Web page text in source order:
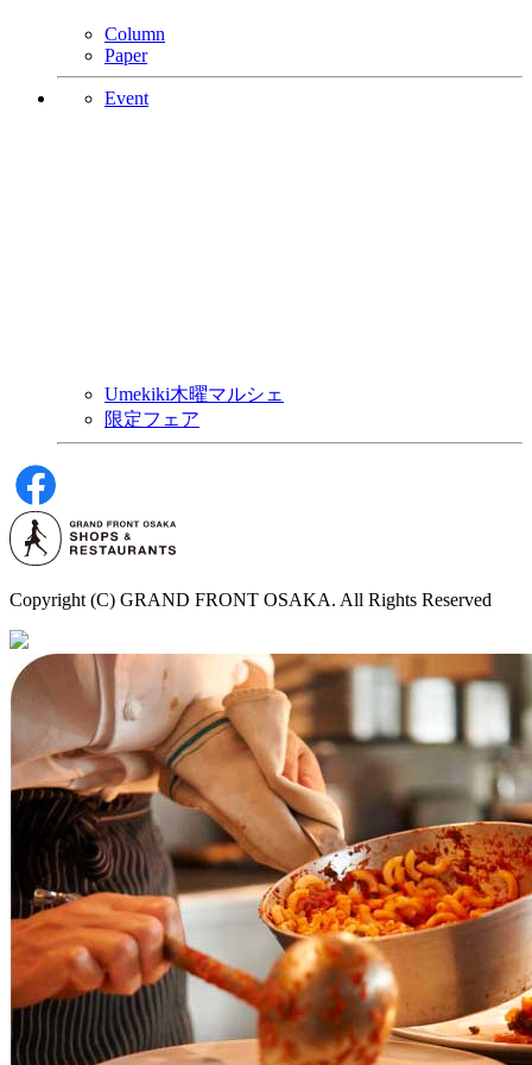
Column
Paper
Event
Umekiki木曜マルシェ
限定フェア
Copyright (C) GRAND FRONT OSAKA. All Rights Reserved